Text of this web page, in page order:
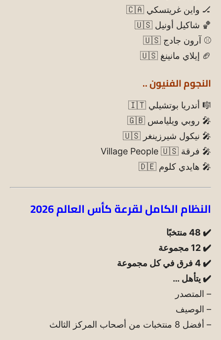
🏒 واين غريتسكي 🇨🇦
🏀 شاكيل أونيل 🇺🇸
⚾ آرون جادج 🇺🇸
🏈 إيلاي مانينغ 🇺🇸
النجوم الفنيون ..
🎼 أندريا بوتشيلي 🇮🇹
🎤 روبي ويليامس 🇬🇧
🎤 نيكول شيرزينغر 🇺🇸
🎤 فرقة Village People 🇺🇸
🎤 هايدي كلوم 🇩🇪
النظام الكامل لقرعة كأس العالم 2026
✔️ 48 منتخبًا
✔️ 12 مجموعة
✔️ 4 فرق في كل مجموعة
✔️ يتأهل …
– المتصدر
– الوصيف
– أفضل 8 منتخبات من أصحاب المركز الثالث